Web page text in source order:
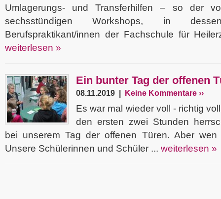
Umlagerungs- und Transferhilfen – so der
sechsstündigen Workshops, in
Berufspraktikant/innen der Fachschule für
weiterlesen »
Ein bunter Tag der offenen
08.11.2019 | Keine Kommentare ››
Es war mal wieder voll - richtig
den ersten zwei Stunden
bei unserem Tag der offenen Türen. Aber
Unsere Schülerinnen und Schüler ... weiterlesen »